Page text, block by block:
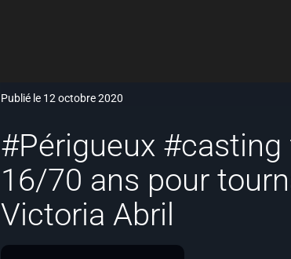
Publié le 12 octobre 2020
#Périgueux
16/70 ans pour
Victoria Abril